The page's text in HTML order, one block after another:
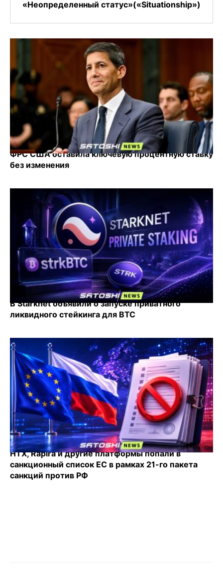
«Неопределенный статус»(«Situationship»)
ФРС США оставила ключевую процентную ставку
без изменения
В Starknet объявили о запуске приватного
ликвидного стейкинга для BTC
HTX, Rapira и другие платформы попали в
санкционный список ЕС в рамках 21-го пакета
санкций против РФ